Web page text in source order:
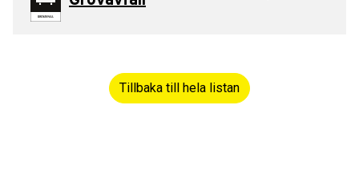
Tillbaka till hela listan